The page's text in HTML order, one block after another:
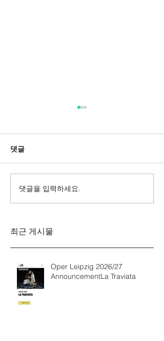
Messa da Requiem
댓글
댓글을 입력하세요.
최근 게시물
Oper Leipzig 2026/27
AnnouncementLa Traviata